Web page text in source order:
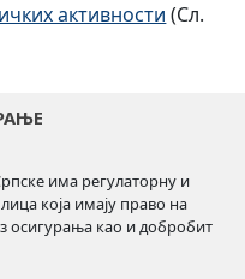
активности (Сл.
има регулаторну и
која имају право на
осигурања као и добробит